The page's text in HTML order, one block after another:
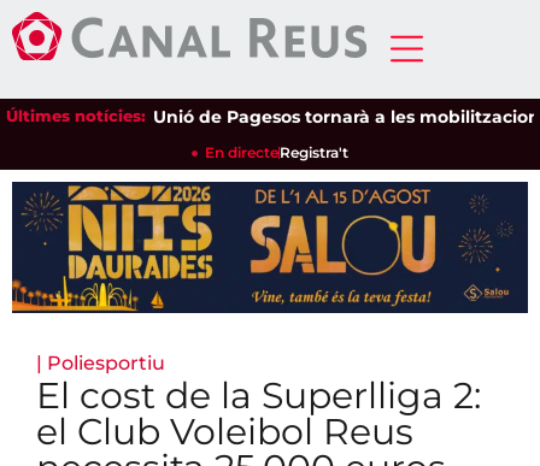
Últimes notícies:Unió de Pagesos tornarà a les mobilitzacions
En directeRegistra't
| Poliesportiu
El cost de la Superlliga 2:
el Club Voleibol Reus